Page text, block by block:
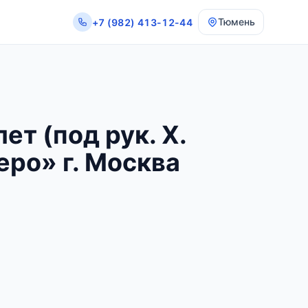
+7 (982) 413-12-44 Тюмень
(под рук. Х.
г. Москва